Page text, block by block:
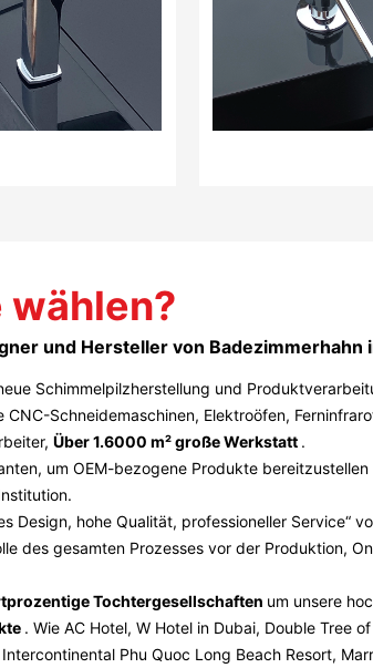
wählen?
und Hersteller von Badezimmerhahn
Schimmelpilzherstellung und
Schneidemaschinen, Elektroöfen,
Über 1.6000 m² große Werkstatt .
um OEM-bezogene Produkte
Design, hohe Qualität, professioneller Service“
des gesamten Prozesses vor der Produktion,
Tochtergesellschaften um unsere
. Wie AC Hotel, W Hotel in Dubai, Double Tree
Phu Quoc Long Beach Resort,